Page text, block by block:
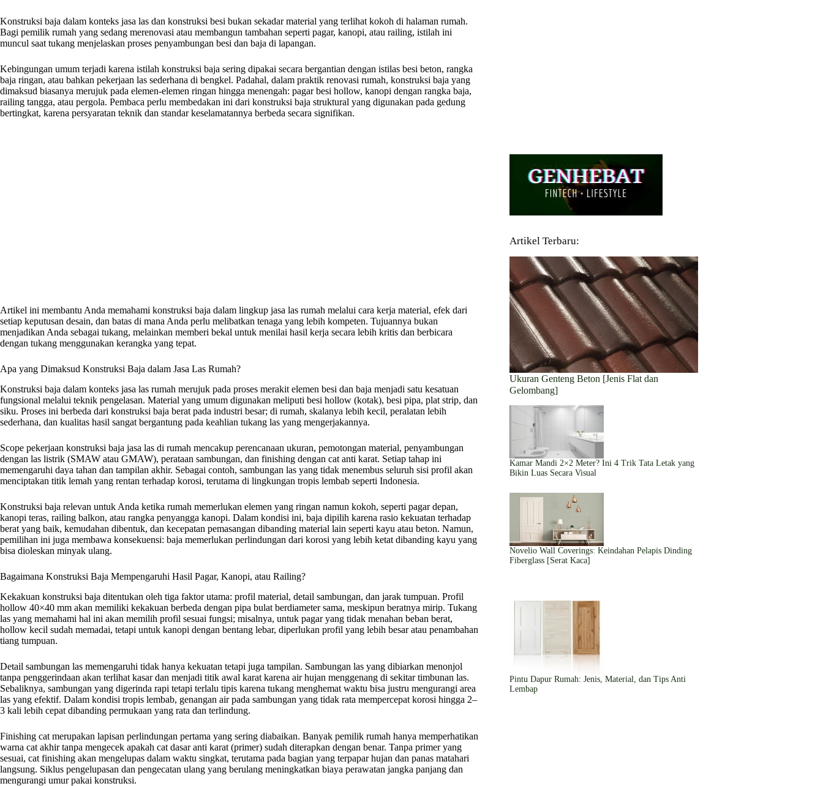
Konstruksi baja dalam konteks jasa las dan konstruksi besi bukan sekadar material yang terlihat kokoh di halaman rumah.
Bagi pemilik rumah yang sedang merenovasi atau membangun tambahan seperti pagar, kanopi, atau railing, istilah ini
muncul saat tukang menjelaskan proses penyambungan besi dan baja di lapangan.
Kebingungan umum terjadi karena istilah konstruksi baja sering dipakai secara bergantian dengan istilas besi beton, rangka
baja ringan, atau bahkan pekerjaan las sederhana di bengkel. Padahal, dalam praktik renovasi rumah, konstruksi baja yang
dimaksud biasanya merujuk pada elemen-elemen ringan hingga menengah: pagar besi hollow, kanopi dengan rangka baja,
railing tangga, atau pergola. Pembaca perlu membedakan ini dari konstruksi baja struktural yang digunakan pada gedung
bertingkat, karena persyaratan teknik dan standar keselamatannya berbeda secara signifikan.
Artikel ini membantu Anda memahami konstruksi baja dalam lingkup jasa las rumah melalui cara kerja material, efek dari
setiap keputusan desain, dan batas di mana Anda perlu melibatkan tenaga yang lebih kompeten. Tujuannya bukan
menjadikan Anda sebagai tukang, melainkan memberi bekal untuk menilai hasil kerja secara lebih kritis dan berbicara
dengan tukang menggunakan kerangka yang tepat.
Apa yang Dimaksud Konstruksi Baja dalam Jasa Las Rumah?
Konstruksi baja dalam konteks jasa las rumah merujuk pada proses merakit elemen besi dan baja menjadi satu kesatuan
fungsional melalui teknik pengelasan. Material yang umum digunakan meliputi besi hollow (kotak), besi pipa, plat strip, dan
siku. Proses ini berbeda dari konstruksi baja berat pada industri besar; di rumah, skalanya lebih kecil, peralatan lebih
sederhana, dan kualitas hasil sangat bergantung pada keahlian tukang las yang mengerjakannya.
Scope pekerjaan konstruksi baja jasa las di rumah mencakup perencanaan ukuran, pemotongan material, penyambungan
dengan las listrik (SMAW atau GMAW), perataan sambungan, dan finishing dengan cat anti karat. Setiap tahap ini
memengaruhi daya tahan dan tampilan akhir. Sebagai contoh, sambungan las yang tidak menembus seluruh sisi profil akan
menciptakan titik lemah yang rentan terhadap korosi, terutama di lingkungan tropis lembab seperti Indonesia.
Konstruksi baja relevan untuk Anda ketika rumah memerlukan elemen yang ringan namun kokoh, seperti pagar depan,
kanopi teras, railing balkon, atau rangka penyangga kanopi. Dalam kondisi ini, baja dipilih karena rasio kekuatan terhadap
berat yang baik, kemudahan dibentuk, dan kecepatan pemasangan dibanding material lain seperti kayu atau beton. Namun,
pemilihan ini juga membawa konsekuensi: baja memerlukan perlindungan dari korosi yang lebih ketat dibanding kayu yang
bisa dioleskan minyak ulang.
Bagaimana Konstruksi Baja Mempengaruhi Hasil Pagar, Kanopi, atau Railing?
Kekakuan konstruksi baja ditentukan oleh tiga faktor utama: profil material, detail sambungan, dan jarak tumpuan. Profil
hollow 40×40 mm akan memiliki kekakuan berbeda dengan pipa bulat berdiameter sama, meskipun beratnya mirip. Tukang
las yang memahami hal ini akan memilih profil sesuai fungsi; misalnya, untuk pagar yang tidak menahan beban berat,
hollow kecil sudah memadai, tetapi untuk kanopi dengan bentang lebar, diperlukan profil yang lebih besar atau penambahan
tiang tumpuan.
Detail sambungan las memengaruhi tidak hanya kekuatan tetapi juga tampilan. Sambungan las yang dibiarkan menonjol
tanpa penggerindaan akan terlihat kasar dan menjadi titik awal karat karena air hujan menggenang di sekitar timbunan las.
Sebaliknya, sambungan yang digerinda rapi tetapi terlalu tipis karena tukang menghemat waktu bisa justru mengurangi area
las yang efektif. Dalam kondisi tropis lembab, genangan air pada sambungan yang tidak rata mempercepat korosi hingga 2–
3 kali lebih cepat dibanding permukaan yang rata dan terlindung.
Finishing cat merupakan lapisan perlindungan pertama yang sering diabaikan. Banyak pemilik rumah hanya memperhatikan
warna cat akhir tanpa mengecek apakah cat dasar anti karat (primer) sudah diterapkan dengan benar. Tanpa primer yang
sesuai, cat finishing akan mengelupas dalam waktu singkat, terutama pada bagian yang terpapar hujan dan panas matahari
langsung. Siklus pengelupasan dan pengecatan ulang yang berulang meningkatkan biaya perawatan jangka panjang dan
mengurangi umur pakai konstruksi.
Artikel Terbaru:
Ukuran Genteng Beton [Jenis Flat dan
Gelombang]
Kamar Mandi 2×2 Meter? Ini 4 Trik Tata Letak yang
Bikin Luas Secara Visual
Novelio Wall Coverings: Keindahan Pelapis Dinding
Fiberglass [Serat Kaca]
Pintu Dapur Rumah: Jenis, Material, dan Tips Anti
Lembap